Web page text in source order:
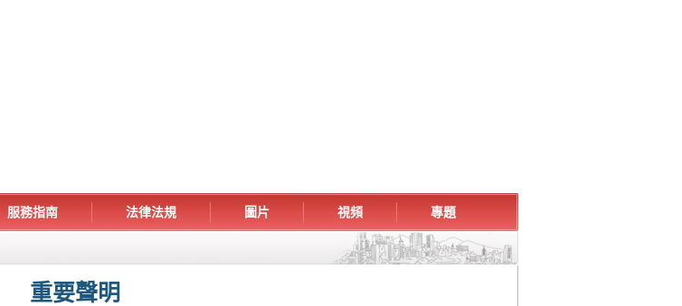
服務指南 法律法規 圖片 視頻 專題
重要聲明